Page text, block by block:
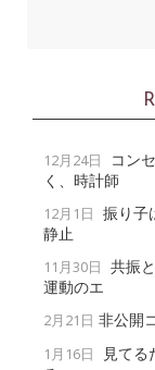
12月24日
コン
く、時計師
12月1日 振り子
静止
11月30日 共振
運動のエ
2月21日 非公開
1月16日
見て